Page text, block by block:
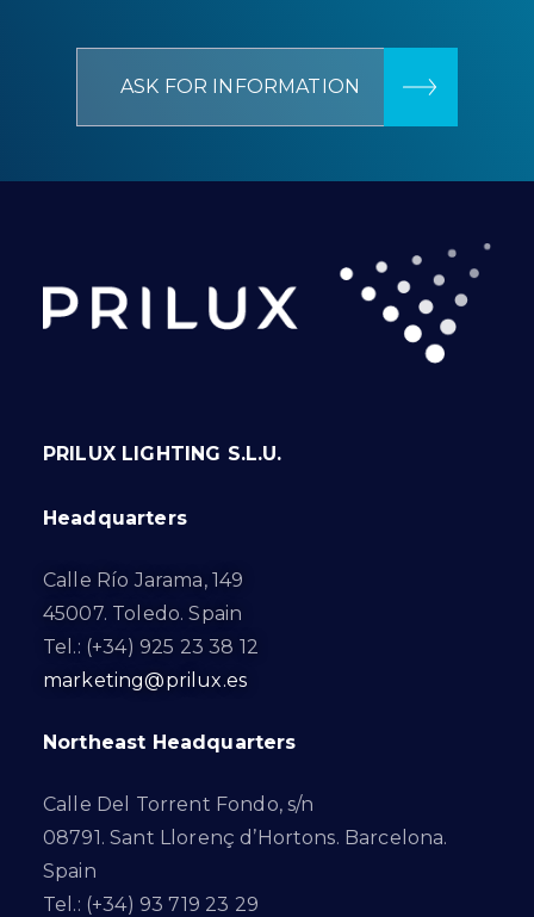
ASK FOR INFORMATION
PRILUX LIGHTING S.L.U.
Headquarters
Calle Río Jarama, 149
45007. Toledo. Spain
Tel.: (+34) 925 23 38 12
marketing@prilux.es
Northeast Headquarters
Calle Del Torrent Fondo, s/n
08791. Sant Llorenç d’Hortons. Barcelona.
Spain
Tel.: (+34) 93 719 23 29